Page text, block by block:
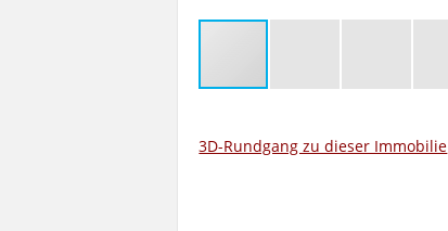
3D-Rundgang zu dieser Immobilie